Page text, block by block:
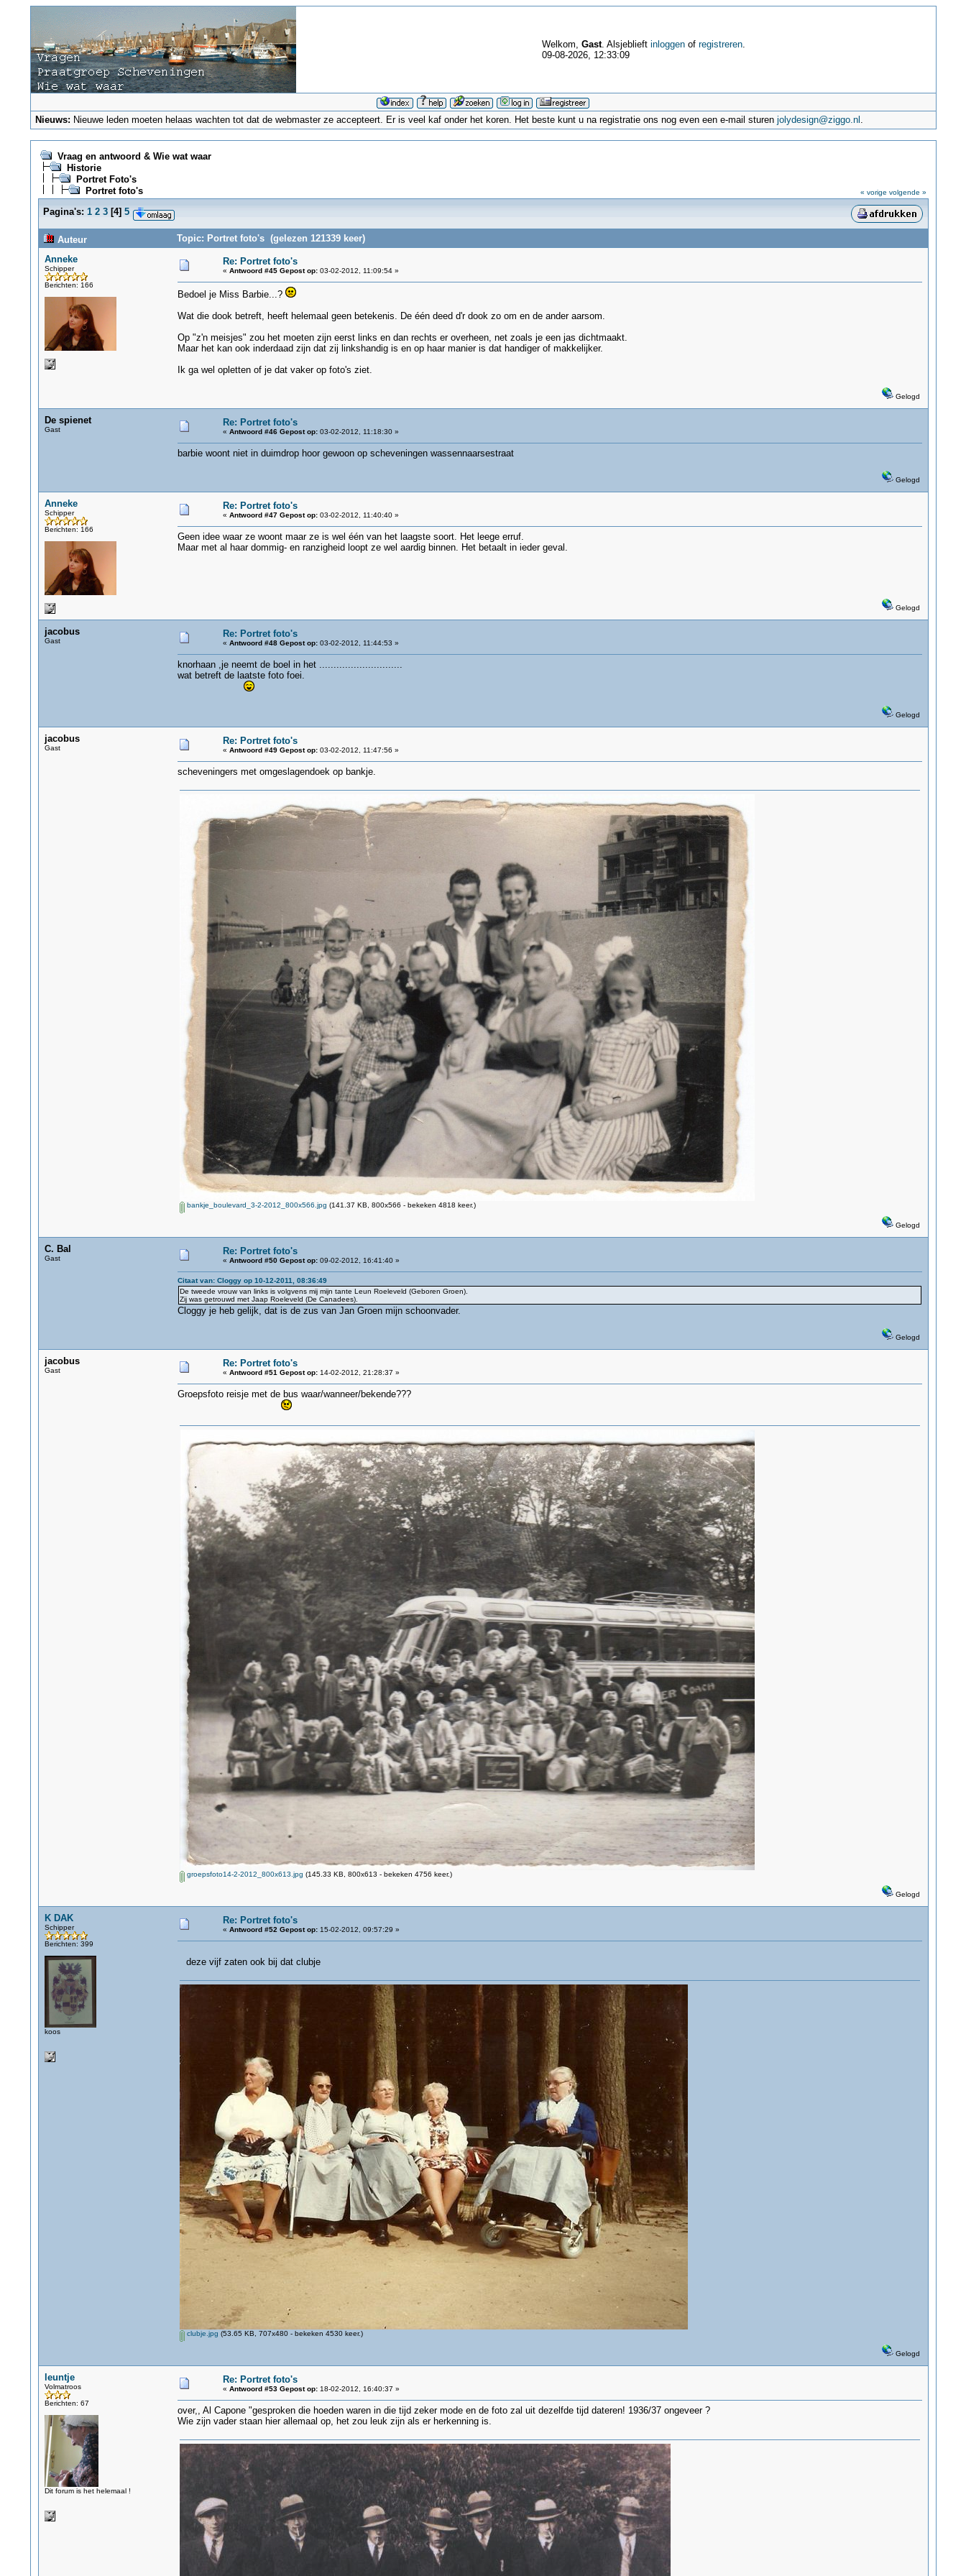
Welkom, Gast. Alsjeblieft inloggenof registreren.
09-08-2026, 12:33:09
Nieuws: Nieuwe leden moeten helaas wachten tot dat de webmaster ze accepteert. Er is veel kaf onder het koren. Het beste kunt u na registratie ons nog even een e-mail sturenjolydesign@ziggo.nl .
Vraag en antwoord & Wie wat waar
Historie
Portret Foto's
Portret foto's
« vorige volgende »
Pagina's: 1 2 3[4] 5
Auteur
Topic: Portret foto's (gelezen 121339 keer)
Anneke
Schipper
Berichten: 166
Re: Portret foto's
« Antwoord #45 Gepost op:03-02-2012, 11:09:54 »
Bedoel je Miss Barbie...?
Wat die dook betreft, heeft helemaal geen betekenis. De één deed d'r dook zo om en de ander aarsom.
Op "z'n meisjes" zou het moeten zijn eerst links en dan rechts er overheen, net zoals je een jas dichtmaakt.
Maar het kan ook inderdaad zijn dat zij linkshandig is en op haar manier is dat handiger of makkelijker.
Ik ga wel opletten of je dat vaker op foto's ziet.
Gelogd
De spienet
Gast
Re: Portret foto's
« Antwoord #46 Gepost op:03-02-2012, 11:18:30 »
barbie woont niet in duimdrop hoor gewoon op scheveningen wassennaarsestraat
Gelogd
Anneke
Schipper
Berichten: 166
Re: Portret foto's
« Antwoord #47 Gepost op:03-02-2012, 11:40:40 »
Geen idee waar ze woont maar ze is wel één van het laagste soort. Het leege erruf.
Maar met al haar dommig- en ranzigheid loopt ze wel aardig binnen. Het betaalt in ieder geval.
Gelogd
jacobus
Gast
Re: Portret foto's
« Antwoord #48 Gepost op:03-02-2012, 11:44:53 »
knorhaan ,je neemt de boel in het .............................
wat betreft de laatste foto foei.
Gelogd
jacobus
Gast
Re: Portret foto's
« Antwoord #49 Gepost op:03-02-2012, 11:47:56 »
scheveningers met omgeslagendoek op bankje.
bankje_boulevard_3-2-2012_800x566.jpg (141.37 KB, 800x566 - bekeken 4818 keer.)
Gelogd
C. Bal
Gast
Re: Portret foto's
« Antwoord #50 Gepost op:09-02-2012, 16:41:40 »
Citaat van: Cloggy op 10-12-2011, 08:36:49
De tweede vrouw van links is volgvens mij mijn tante Leun Roeleveld (Geboren Groen).
Zij was getrouwd met Jaap Roeleveld (De Canadees).
Cloggy je heb gelijk, dat is de zus van Jan Groen mijn schoonvader.
Gelogd
jacobus
Gast
Re: Portret foto's
« Antwoord #51 Gepost op:14-02-2012, 21:28:37 »
Groepsfoto reisje met de bus waar/wanneer/bekende???
groepsfoto14-2-2012_800x613.jpg (145.33 KB, 800x613 - bekeken 4756 keer.)
Gelogd
K DAK
Schipper
Berichten: 399
koos
Re: Portret foto's
« Antwoord #52 Gepost op:15-02-2012, 09:57:29 »
deze vijf zaten ook bij dat clubje
clubje.jpg (53.65 KB, 707x480 - bekeken 4530 keer.)
Gelogd
leuntje
Volmatroos
Berichten: 67
Dit forum is het helemaal !
Re: Portret foto's
« Antwoord #53 Gepost op:18-02-2012, 16:40:37 »
over,, Al Capone "gesproken die hoeden waren in die tijd zeker mode en de foto zal uit dezelfde tijd dateren! 1936/37 ongeveer ?
Wie zijn vader staan hier allemaal op, het zou leuk zijn als er herkenning is.